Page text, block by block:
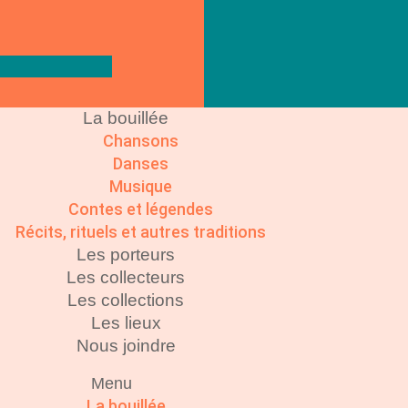
La bouillée
Chansons
Danses
Musique
Contes et légendes
Récits, rituels et autres traditions
Les porteurs
Les collecteurs
Les collections
Les lieux
Nous joindre
Menu